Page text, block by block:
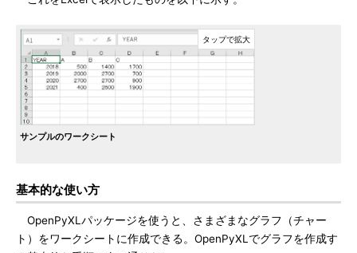
サンプルのワークシート
基本的な使い方
OpenPyXLパッケージを使うと、さまざまなグラフ（チャー
ト）をワークシートに作成できる。OpenPyXLでグラフを作成す